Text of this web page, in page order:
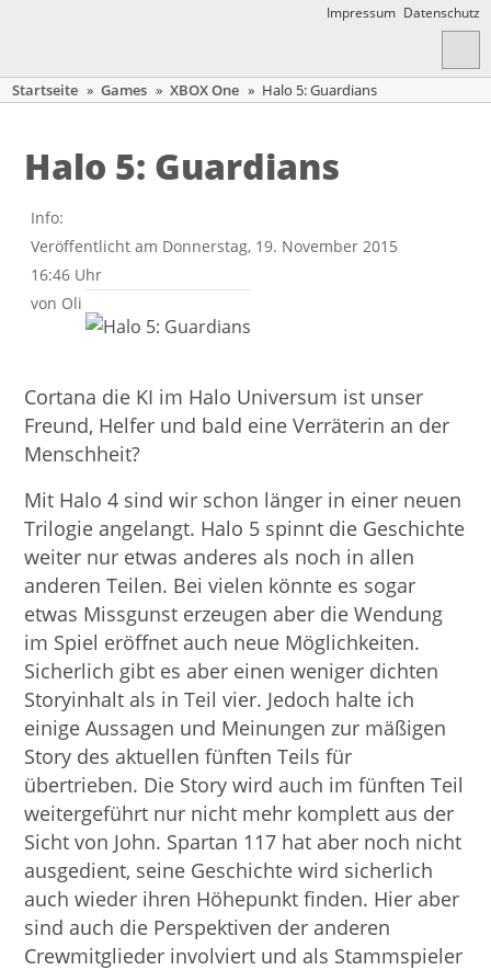
Impressum Datenschutz
Startseite » Games » XBOX One » Halo 5: Guardians
Halo 5: Guardians
Info:
Veröffentlicht am Donnerstag, 19. November 2015
16:46 Uhr
von Oli
Cortana die KI im Halo Universum ist unser
Freund, Helfer und bald eine Verräterin an der
Menschheit?
Mit Halo 4 sind wir schon länger in einer neuen
Trilogie angelangt. Halo 5 spinnt die Geschichte
weiter nur etwas anderes als noch in allen
anderen Teilen. Bei vielen könnte es sogar
etwas Missgunst erzeugen aber die Wendung
im Spiel eröffnet auch neue Möglichkeiten.
Sicherlich gibt es aber einen weniger dichten
Storyinhalt als in Teil vier. Jedoch halte ich
einige Aussagen und Meinungen zur mäßigen
Story des aktuellen fünften Teils für
übertrieben. Die Story wird auch im fünften Teil
weitergeführt nur nicht mehr komplett aus der
Sicht von John. Spartan 117 hat aber noch nicht
ausgedient, seine Geschichte wird sicherlich
auch wieder ihren Höhepunkt finden. Hier aber
sind auch die Perspektiven der anderen
Crewmitglieder involviert und als Stammspieler